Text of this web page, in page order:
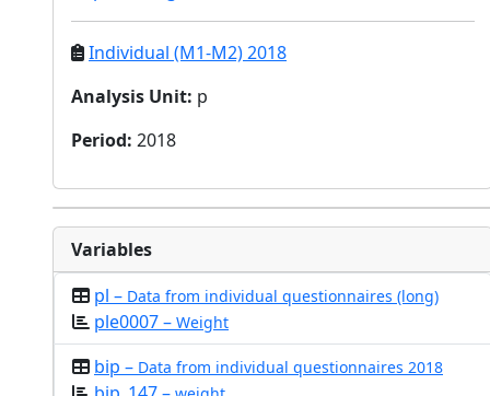
Individual (M1-M2) 2018
Analysis Unit: p
Period: 2018
Variables
pl – Data from individual questionnaires (long)
ple0007 – Weight
bip – Data from individual questionnaires 2018